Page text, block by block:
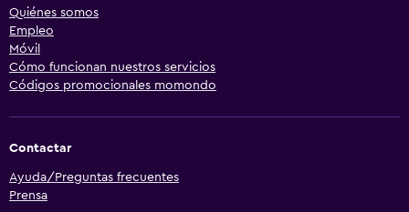
Quiénes somos
Empleo
Móvil
Cómo funcionan nuestros servicios
Códigos promocionales momondo
Contactar
Ayuda/Preguntas frecuentes
Prensa